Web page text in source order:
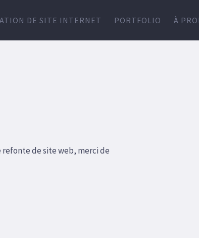
DE SITE INTERNET PORTFOLIO À
de site web, merci de